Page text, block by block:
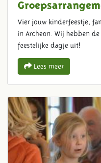
Vier jouw kinderfeestje,
in Archeon. Wij hebben
feestelijke dagje uit!
Lees meer